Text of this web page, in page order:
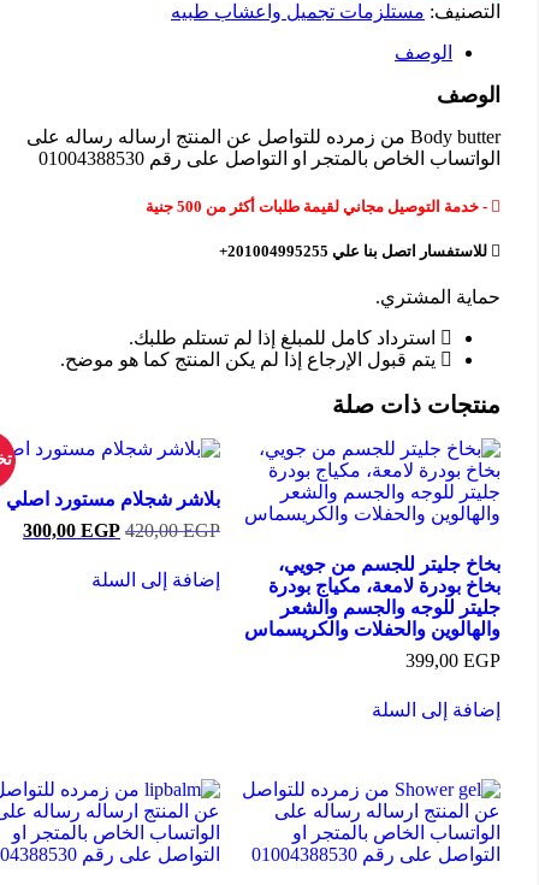
مستلزمات تجميل واعشاب طبيه
الوصف
Body butter من زمرده للتواصل عن المنتج ارساله رساله على
الخاص بالمتجر او التواصل على رقم 01004388530
التوصيل مجاني لقيمة طلبات أكثر من 500 جنية
اتصل بنا علي 201004995255+
المشتري.
استرداد كامل للمبلغ إذا لم تستلم طلبك.
يتم قبول الإرجاع إذا لم يكن المنتج كما هو موضح.
ذات صلة
جليتر للجسم من جويي،
بودرة لامعة، مكياج بودرة
للوجه والجسم والشعر
والحفلات والكريسماس
399,00
إلى السلة
تخفيض!
بلاشر شجلام مستورد اصلي
420,00EGP
السعر
420,00 EGP.
300,00EGP
السعر
إضافة إلى السلة